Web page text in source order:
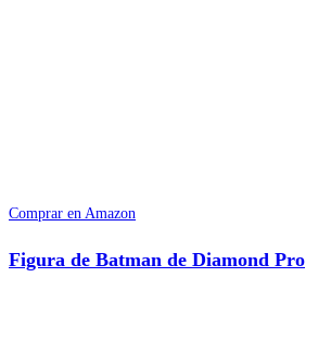
Comprar en Amazon
Figura de Batman de Diamond Pro